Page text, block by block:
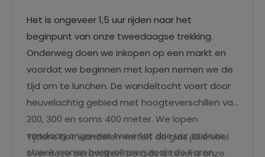
Het is ongeveer 1,5 uur rijden naar het
beginpunt van onze tweedaagse trekking.
Onderweg doen we inkopen op een markt en
voordat we beginnen met lopen nemen we de
tijd om te lunchen. De wandeltocht voert door
heuvelachtig gebied met hoogteverschillen van
200, 300 en soms 400 meter. We lopen
vandaag ongeveer twee tot drie uur. In deze
streek wonen bergvolkeren zoals de Karen,
Tijdens het wandelen vertelt de gids jullie veel
over deze bergvolken. De gids is tevens onze